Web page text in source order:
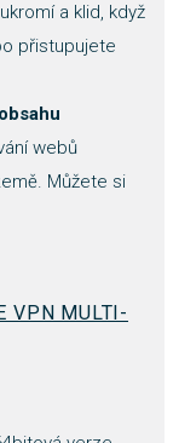
a klid, když
přistupujete
webů
Můžete si
VPN MULTI-